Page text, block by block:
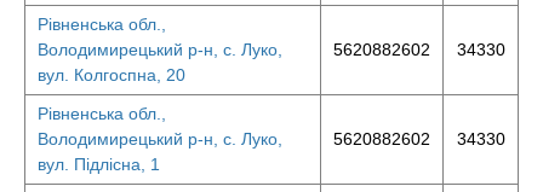
Рівненська обл.,
Володимирецький р-н, с. Луко,
вул. Колгоспна, 20
5620882602 34330
Рівненська обл.,
Володимирецький р-н, с. Луко,
вул. Підлісна, 1
5620882602 34330